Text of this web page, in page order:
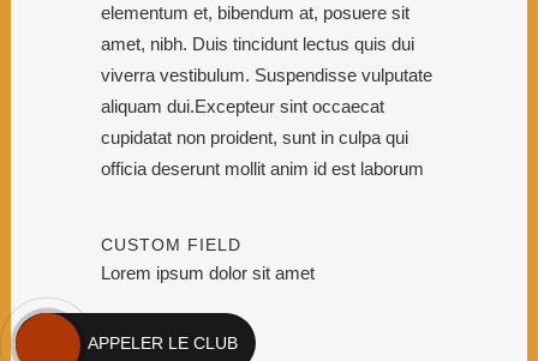
elementum et, bibendum at, posuere sit
amet, nibh. Duis tincidunt lectus quis dui
viverra vestibulum. Suspendisse vulputate
aliquam dui.Excepteur sint occaecat
cupidatat non proident, sunt in culpa qui
officia deserunt mollit anim id est laborum
CUSTOM FIELD
Lorem ipsum dolor sit amet
20 November
APPELER LE CLUB